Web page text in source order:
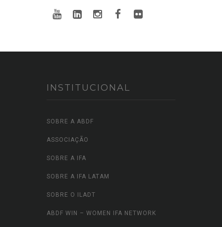
INSTITUCIONAL
SOBRE A ABDF
ASSOCIAÇÃO
SOBRE A IFA
SOBRE A IFA LATAM
SOBRE O ILADT
ABDF WIN – WOMEN IFA NETWORK